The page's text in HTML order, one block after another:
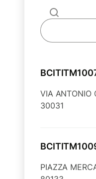
VIA ANTONIO
30031
PIAZZA